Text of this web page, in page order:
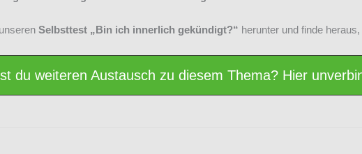
Selbsttest „Bin ich innerlich gekündigt?“ herunter und finde
du weiteren Austausch zu diesem Thema? Hier